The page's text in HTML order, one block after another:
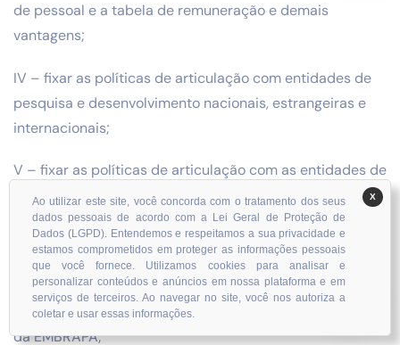
de pessoal e a tabela de remuneração e demais
vantagens;
IV – fixar as políticas de articulação com entidades de
pesquisa e desenvolvimento nacionais, estrangeiras e
internacionais;
V – fixar as políticas de articulação com as entidades de
assistência técnica e extensão rural e com outros
serviços do poder público e do setor privado, para
efeitos de difusão de tecnologia e de obtenção de apoio
às atividades de pesquisa;
VI – autorizar a alienação e a oneração de bens imóveis
da EMBRAPA;
X
Ao utilizar este site, você concorda com o tratamento dos seus
dados pessoais de acordo com a Lei Geral de Proteção de
Dados (LGPD). Entendemos e respeitamos a sua privacidade e
estamos comprometidos em proteger as informações pessoais
que você fornece. Utilizamos cookies para analisar e
personalizar conteúdos e anúncios em nossa plataforma e em
serviços de terceiros. Ao navegar no site, você nos autoriza a
coletar e usar essas informações.